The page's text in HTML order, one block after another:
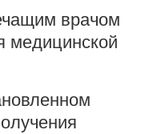
врачом
медицинской